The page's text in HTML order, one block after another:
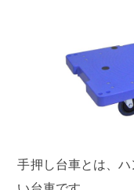
手押し台車とは、